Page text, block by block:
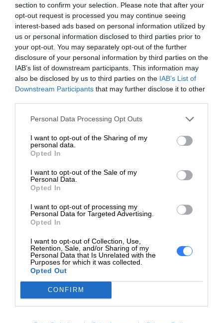
section to confirm your selection. Please note that after your
opt-out request is processed you may continue seeing
interest-based ads based on personal information utilized by
us or personal information disclosed to third parties prior to
your opt-out. You may separately opt-out of the further
disclosure of your personal information by third parties on the
IAB’s list of downstream participants. This information may
also be disclosed by us to third parties on the IAB’s List of
Downstream Participants that may further disclose it to other
Personal Data Processing Opt Outs
I want to opt-out of the Sharing of my
personal data.
Opted In
I want to opt-out of the Sale of my
Personal Data.
Opted In
I want to opt-out of processing my
Personal Data for Targeted Advertising.
Opted In
I want to opt-out of Collection, Use,
Retention, Sale, and/or Sharing of my
Personal Data that Is Unrelated with the
Purposes for which it was collected.
Opted Out
CONFIRM
Mikrofon
Typ: Na wysięgniku
Pasmo
przenoszenia:
150 - 7000 Hz
Redukcja Hałasu: Tak
Charakterystyka: Struktura regulowana
Pilot
Regulatory: Wskaźnik stanu
Kabel
Długość kabla: 1.5 m
Różne
Szczegóły kabla: Kabel USB - 1.5 m
Obsługa i
wsparcie:
Gwarancja ograniczona - 3
lata
Deklarowana waga jest wagą minimalną i może różnić się w